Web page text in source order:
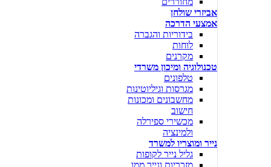
אביזרי שולחן
אמצעי הדרכה
בידוריות והגברה
לוחות
מקרנים
טכנולוגיה ומיכון משרדי
טלפונים
מגרסות וגיליוטינות
מחשבונים ומכונות
חישוב
מכשירי ספירלה
ולמינציה
נייר ומוצריו למשרד
גליל נייר לקופות
מזכריות ונייר ממו